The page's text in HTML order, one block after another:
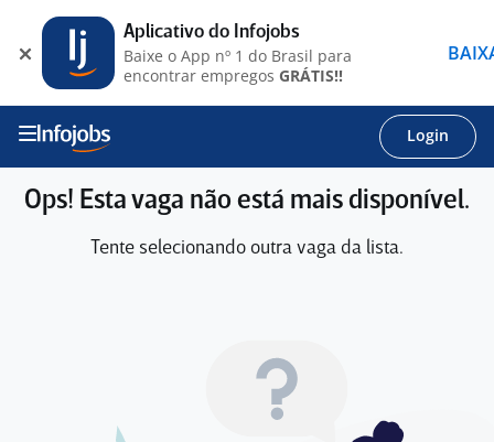
Login
Ops! Esta vaga não está mais disponível.
Tente selecionando outra vaga da lista.
Aplicativo do Infojobs
Baixe o App nº 1 do Brasil para
encontrar empregos GRÁTIS!!